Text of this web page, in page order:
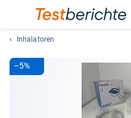
Inhalatoren
–5%